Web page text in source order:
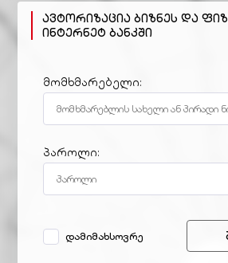
მონაცემთა დაცვის პოლიტიკა
მომსახურების პირობები
ავტორიზაცია ბიზნეს და
ინტერნეტ ბანკში
მომხმარებელი:
პაროლი:
დამიმახსოვრე